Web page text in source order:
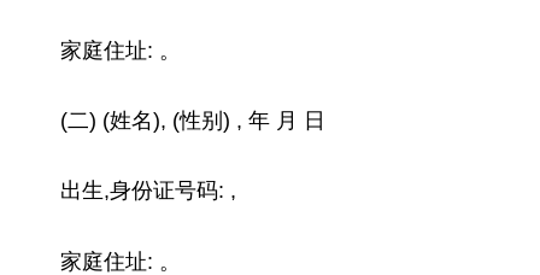
家庭住址: 。
(二) (姓名), (性别) , 年 月 日
出生,身份证号码: ,
家庭住址: 。